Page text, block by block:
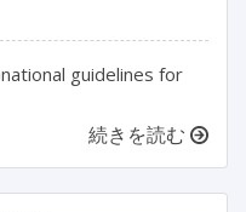
guidelines for
続きを読む